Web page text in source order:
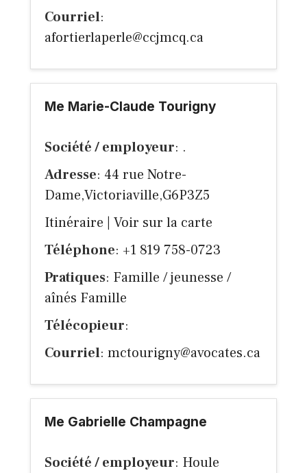
Courriel:
afortierlaperle@ccjmcq.ca
Me Marie-Claude Tourigny
Société / employeur: .
Adresse: 44 rue Notre-
Dame,Victoriaville,G6P3Z5
Itinéraire
Voir sur la carte
Téléphone: +1 819 758-0723
Pratiques: Famille / jeunesse /
aînés Famille
Télécopieur:
Courriel: mctourigny@avocates.ca
Me Gabrielle Champagne
Société / employeur: Houle